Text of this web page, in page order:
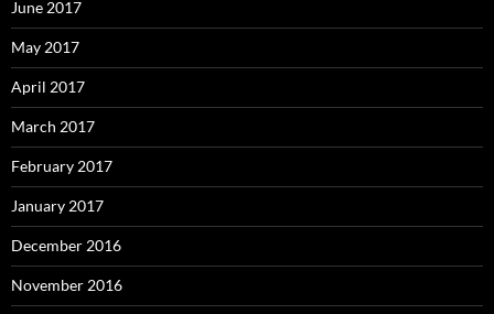
June 2017
May 2017
April 2017
March 2017
February 2017
January 2017
December 2016
November 2016